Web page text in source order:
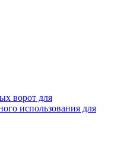
ворот для
использования для